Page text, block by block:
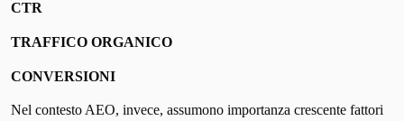
CTR
TRAFFICO ORGANICO
CONVERSIONI
Nel contesto AEO, invece, assumono importanza crescente fattori